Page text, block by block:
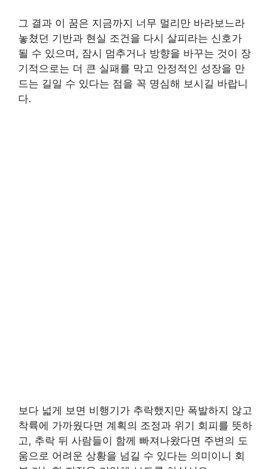
그 결과 이 꿈은 지금까지 너무 멀리만 바라보느라
놓쳤던 기반과 현실 조건을 다시 살피라는 신호가
될 수 있으며, 잠시 멈추거나 방향을 바꾸는 것이 장
기적으로는 더 큰 실패를 막고 안정적인 성장을 만
드는 길일 수 있다는 점을 꼭 명심해 보시길 바랍니
다.
보다 넓게 보면 비행기가 추락했지만 폭발하지 않고
착륙에 가까웠다면 계획의 조정과 위기 회피를 뜻하
고, 추락 뒤 사람들이 함께 빠져나왔다면 주변의 도
움으로 어려운 상황을 넘길 수 있다는 의미이니 회